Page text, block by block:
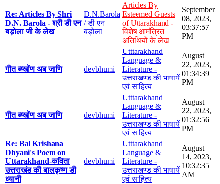
Re: Articles By Shri
D.N. Barola - श्री डी एन
बड़ोला जी के लेख
D.N.Barola
/ डी एन
बड़ोला
Articles By
Esteemed Guests
of Uttarakhand -
विशेष आमंत्रित
अतिथियों के लेख
September
08, 2023,
03:37:57
PM
गीत ब्य्खोंण अब जाणि devbhumi
Utttarakhand
Language &
Literature -
उत्तराखण्ड की भाषायें
एवं साहित्य
August
22, 2023,
01:34:39
PM
गीत ब्य्खोंण अब जाणि devbhumi
Utttarakhand
Language &
Literature -
उत्तराखण्ड की भाषायें
एवं साहित्य
August
22, 2023,
01:32:56
PM
Re: Bal Krishana
Dhyani's Poem on
Uttarakhand-कविता
उत्तराखंड की बालकृष्ण डी
ध्यानी
devbhumi
Utttarakhand
Language &
Literature -
उत्तराखण्ड की भाषायें
एवं साहित्य
August
14, 2023,
10:32:35
AM